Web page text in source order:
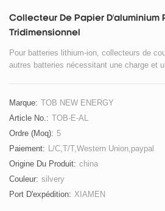
Collecteur De Papier D'aluminium
Tridimensionnel
Pour batteries lithium-ion, collecteurs de
autres batteries nécessitant une charge et
Marque: TOB NEW ENERGY
Article No.: TOB-E-AL
Ordre (moq): 5
Paiement: L/C,T/T,Western Union,paypal
Origine Du Produit: china
Couleur: silvery
Port D'expédition: XIAMEN